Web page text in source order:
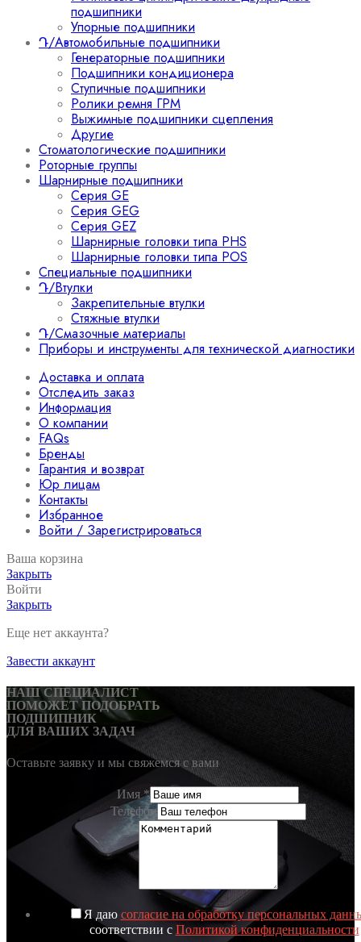
подшипники
Упорные подшипники
Դ/Автомобильные подшипники
Генераторные подшипники
Подшипники кондиционера
Ступичные подшипники
Ролики ремня ГРМ
Выжимные подшипники сцепления
Другие
Стоматологические подшипники
Роторные группы
Шарнирные подшипники
Серия GE
Серия GEG
Серия GEZ
Шарнирные головки типа PHS
Шарнирные головки типа POS
Специальные подшипники
Դ/Втулки
Закрепительные втулки
Стяжные втулки
Դ/Смазочные материалы
Приборы и инструменты для технической диагностики
Доставка и оплата
Отследить заказ
Информация
О компании
FAQs
Бренды
Гарантия и возврат
Юр лицам
Контакты
Избранное
Войти / Зарегистрироваться
Ваша корзина
Закрыть
Войти
Закрыть
Еще нет аккаунта?
Завести аккаунт
НАШ СПЕЦИАЛИСТ
ПОМОЖЕТ ПОДОБРАТЬ
ПОДШИПНИК
ДЛЯ ВАШИХ ЗАДАЧ
Оставьте заявку и мы свяжемся с вами
Имя*
Телефон
Я даю согласие на обработку персональных
соответствии с Политикой конфиденциальности